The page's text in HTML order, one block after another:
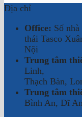
Địa chỉ
Office: Số
thái Tasco
Nội
Trung tâm
Linh,
Thạch Bàn,
Trung tâm
Bình An, Dĩ